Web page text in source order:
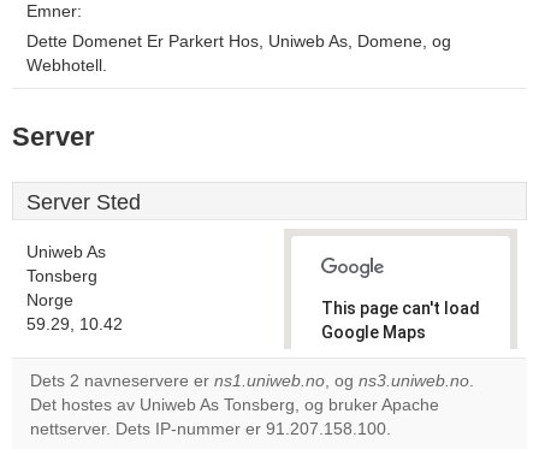
Emner:
Dette Domenet Er Parkert Hos, Uniweb As, Domene, og
Webhotell.
Server
Server Sted
Uniweb As
Tonsberg
Norge
59.29, 10.42
This page can't load
Google Maps
correctly.
Do you
own this
Dets 2 navneservere er ns1.uniweb.no, og ns3.uniweb.no.
Det hostes av Uniweb As Tonsberg, og bruker Apache
nettserver. Dets IP-nummer er 91.207.158.100.